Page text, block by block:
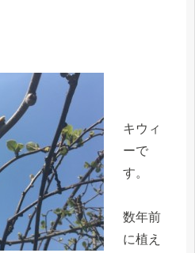
キウィ
ーで
す。
数年前
に植え